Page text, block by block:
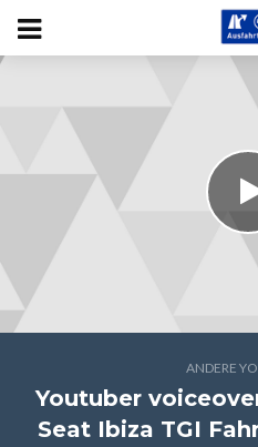
ANDERE
Youtuber
Seat Ibiza TGI